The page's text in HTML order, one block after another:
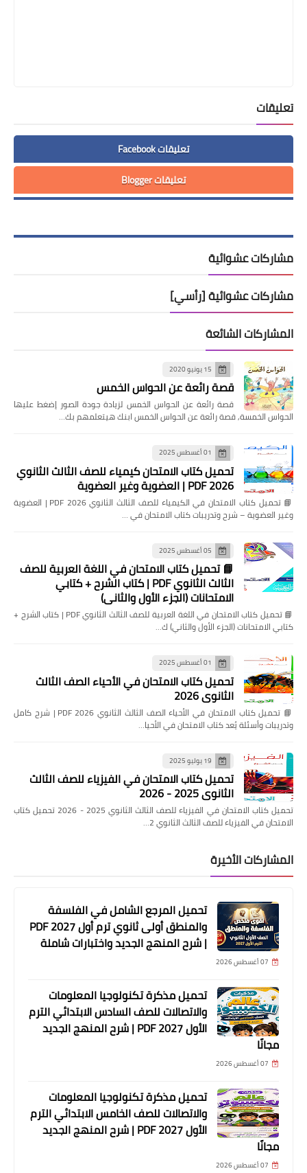
تعليقات
تعليقات Facebook
تعليقات Blogger
مشاركات عشوائية
مشاركات عشوائية [رأسي]
المشاركات الشائعة
15 يونيو 2020
قصة رائعة عن الحواس الخمس
قصة رائعة عن الحواس الخمس لزيادة جودة الصور إضغط عليها
الحواس الخمسة, قصة رائعة عن الحواس الخمس ابنك هيتعلمهم بك…
01 أغسطس 2025
تحميل كتاب الامتحان كيمياء للصف الثالث الثانوي
2026 PDF | العضوية وغير العضوية
📘 تحميل كتاب الامتحان في الكيمياء للصف الثالث الثانوي 2026 PDF | العضوية
وغير العضوية – شرح وتدريبات كتاب الامتحان في …
05 أغسطس 2025
📘 تحميل كتاب الامتحان في اللغة العربية للصف
الثالث الثانوي PDF | كتاب الشرح + كتابي
الامتحانات (الجزء الأول والثاني)
📘 تحميل كتاب الامتحان في اللغة العربية للصف الثالث الثانوي PDF | كتاب الشرح +
كتابي الامتحانات (الجزء الأول والثاني) ك…
01 أغسطس 2025
تحميل كتاب الامتحان في الأحياء الصف الثالث
الثانوي 2026
📘 تحميل كتاب الامتحان في الأحياء الصف الثالث الثانوي 2026 PDF | شرح كامل
وتدريبات وأسئلة يُعد كتاب الامتحان في الأحيا…
19 يوليو 2025
تحميل كتاب الامتحان في الفيزياء للصف الثالث
الثانوي 2025 - 2026
تحميل كتاب الامتحان في الفيزياء للصف الثالث الثانوي 2025 - 2026 تحميل كتاب
الامتحان في الفيزياء للصف الثالث الثانوي 2…
المشاركات الأخيرة
تحميل المرجع الشامل في الفلسفة
والمنطق أولى ثانوي ترم أول 2027 PDF
| شرح المنهج الجديد واختبارات شاملة
07 أغسطس 2026
تحميل مذكرة تكنولوجيا المعلومات
والاتصالات للصف السادس الابتدائي الترم
الأول 2027 PDF | شرح المنهج الجديد
مجانًا
07 أغسطس 2026
تحميل مذكرة تكنولوجيا المعلومات
والاتصالات للصف الخامس الابتدائي الترم
الأول 2027 PDF | شرح المنهج الجديد
مجانًا
07 أغسطس 2026